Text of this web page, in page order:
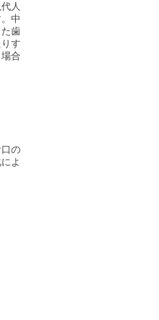
人
中
歯
す
合
の
よ